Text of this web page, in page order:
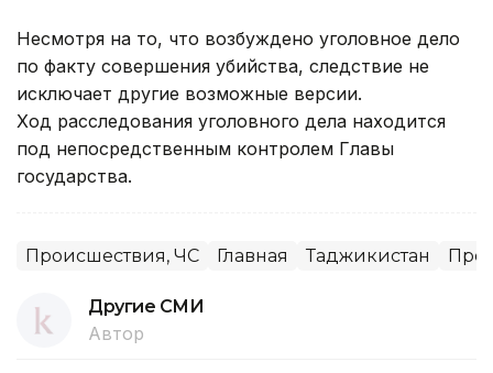
Несмотря на то, что возбуждено уголовное дело
по факту совершения убийства, следствие не
исключает другие возможные версии.
Ход расследования уголовного дела находится
под непосредственным контролем Главы
государства.
Происшествия, ЧС Главная Таджикистан
Другие СМИ
Автор